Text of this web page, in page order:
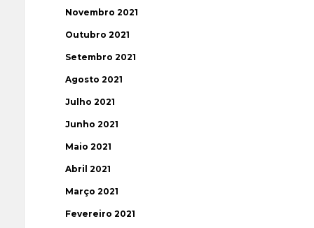
Novembro 2021
Outubro 2021
Setembro 2021
Agosto 2021
Julho 2021
Junho 2021
Maio 2021
Abril 2021
Março 2021
Fevereiro 2021